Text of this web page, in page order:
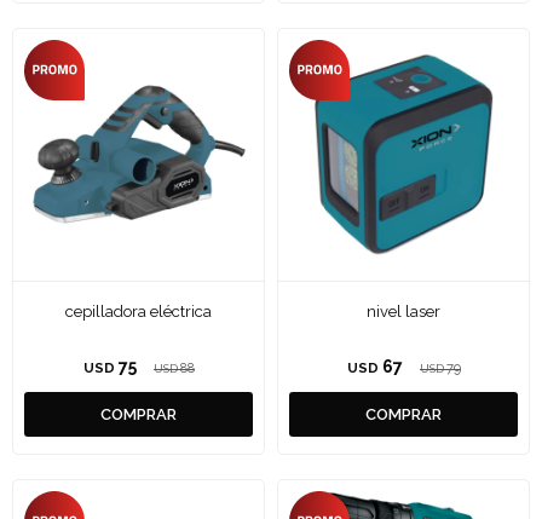
cepilladora eléctrica
USD 75 USD 88
nivel laser
USD 67 USD 79